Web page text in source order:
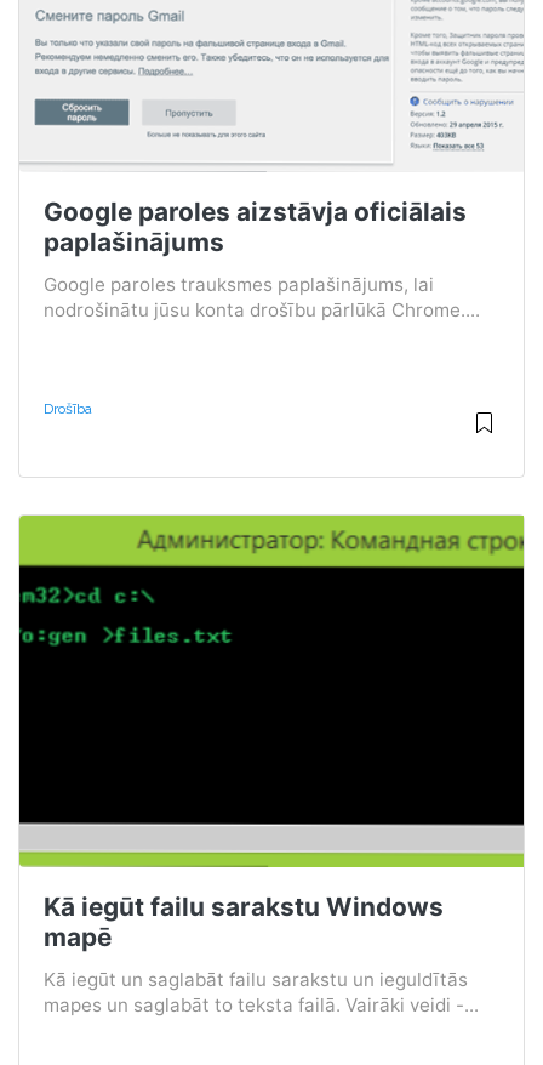
Google paroles aizstāvja oficiālais
paplašinājums
Google paroles trauksmes paplašinājums, lai
nodrošinātu jūsu konta drošību pārlūkā Chrome....
Drošība
Kā iegūt failu sarakstu Windows
mapē
Kā iegūt un saglabāt failu sarakstu un ieguldītās
mapes un saglabāt to teksta failā. Vairāki veidi -...